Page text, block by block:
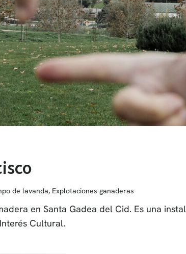
de lavanda, Explotaciones ganaderas
en Santa Gadea del Cid. Es una
Cultural.